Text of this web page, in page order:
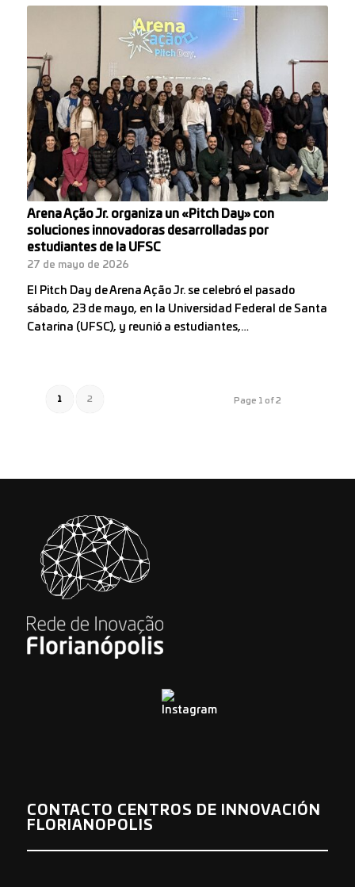
Arena Ação Jr. organiza un «Pitch Day» con
soluciones innovadoras desarrolladas por
estudiantes de la UFSC
27 de mayo de 2026
El Pitch Day de Arena Ação Jr. se celebró el pasado
sábado, 23 de mayo, en la Universidad Federal de Santa
Catarina (UFSC), y reunió a estudiantes,…
Page 1 of 2
1 2
CONTACTO CENTROS DE INNOVACIÓN
FLORIANOPOLIS